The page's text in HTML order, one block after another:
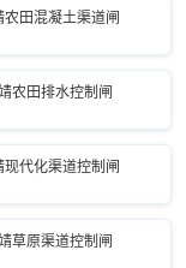
农田混凝土渠道闸
农田排水控制闸
现代化渠道控制闸
草原渠道控制闸